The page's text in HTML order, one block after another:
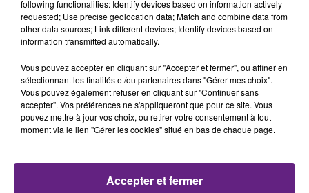
mardi sur les bus Lianes dans
l’agglomération dijonnaise.
Publié : 9 décembre 2019 à 16h44 par la rédaction
following functionalities: Identify devices based on information actively
requested; Use precise geolocation data; Match and combine data from
other data sources; Link different devices; Identify devices based on
information transmitted automatically.
Vous pouvez accepter en cliquant sur "Accepter et fermer", ou affiner en
sélectionnant les finalités et/ou partenaires dans "Gérer mes choix".
Vous pouvez également refuser en cliquant sur "Continuer sans
accepter". Vos préférences ne s'appliqueront que pour ce site. Vous
pouvez mettre à jour vos choix, ou retirer votre consentement à tout
moment via le lien "Gérer les cookies" situé en bas de chaque page.
Accepter et fermer